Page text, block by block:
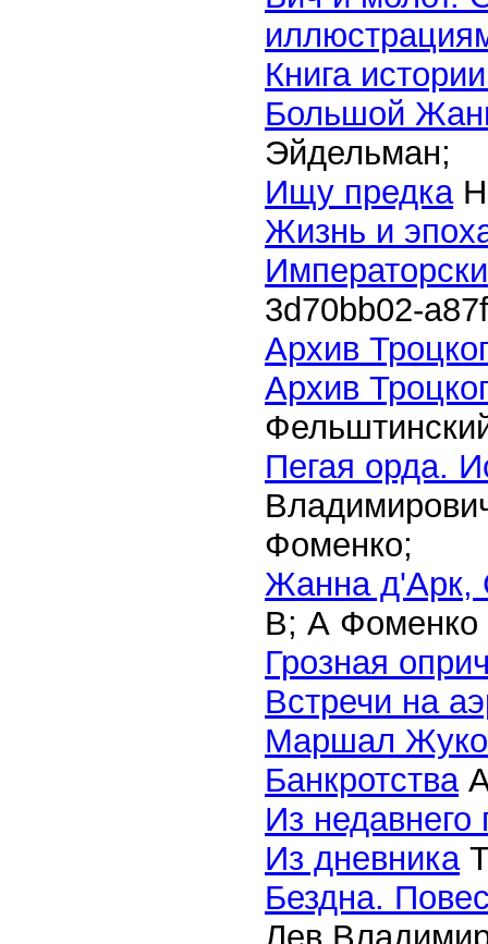
Книга
Большой
Эйдельман;
Ищу предка
Жизнь и
3d70bb02-
Архив
Архив
Пегая орда.
Фоменко;
Жанна д'Арк,
В; А Фоменко
Грозная
Встречи на
Маршал
Банкротства
Из недавнего
Из дневника
Бездна.